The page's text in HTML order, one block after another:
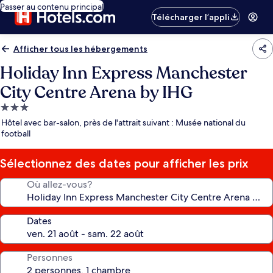
Passer au contenu principal
Télécharger l’appli
Afficher tous les hébergements
Holiday Inn Express Manchester
City Centre Arena by IHG
Hébergement
3.0 étoiles
Hôtel avec bar-salon, près de l'attrait suivant : Musée national du
football
Sélectionnez des dates pour afficher les prix
Où allez-vous?
Dates
Personnes